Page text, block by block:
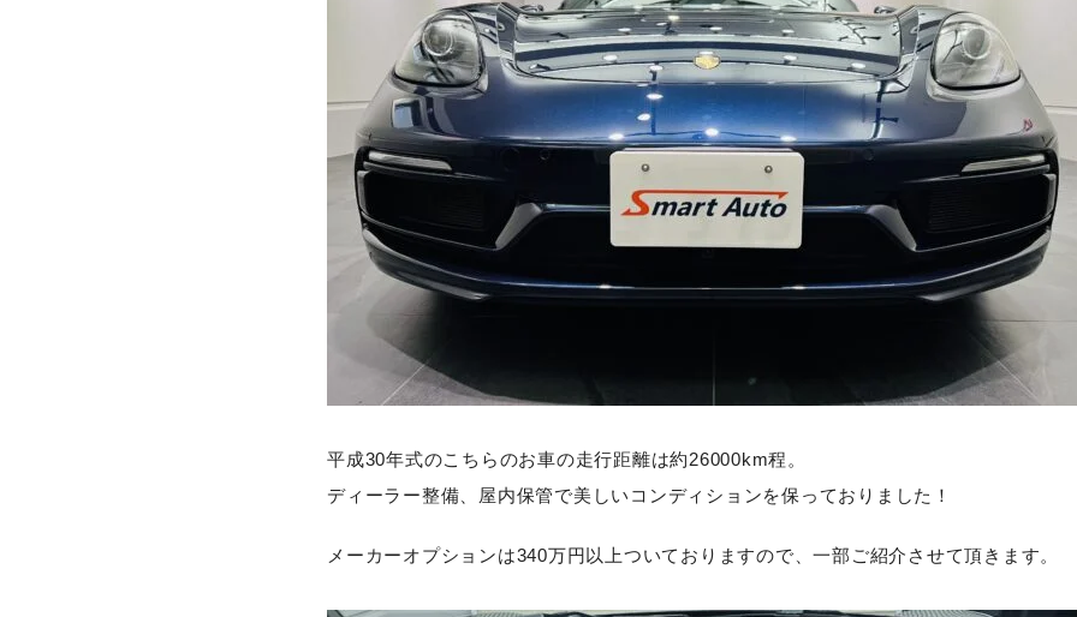
平成30年式のこちらのお車の走行距離は約26000km程。
ディーラー整備、屋内保管で美しいコンディションを保っておりました！
メーカーオプションは340万円以上ついておりますので、一部ご紹介させて頂きます。